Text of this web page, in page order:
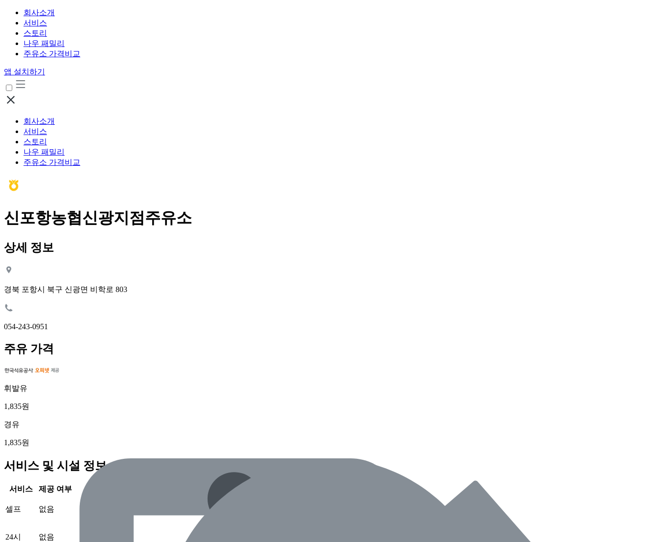
회사소개
서비스
스토리
나우 패밀리
주유소 가격비교
앱 설치하기
회사소개
서비스
스토리
나우 패밀리
주유소 가격비교
신포항농협신광지점주유소
상세 정보
경북 포항시 북구 신광면 비학로 803
054-243-0951
주유 가격
휘발유
1,835원
경유
1,835원
서비스 및 시설 정보
서비스 제공 여부
셀프 없음
24시 없음